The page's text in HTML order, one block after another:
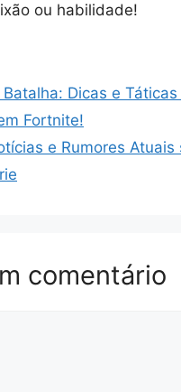
ou habilidade!
Dicas e
Fortnite!
e Rumores Atuais
comentário